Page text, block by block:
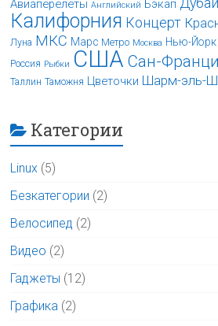
Авиаперелёты Английский Бэкап
Калифорния Концерт
Луна МКС Марс Метро Москва Нью-Йорк
Россия Рыбки США Сан-
Таллин Таможня Цветочки Шарм-эль-
Категории
Linux (5)
Безкатегории (2)
Велосипед (2)
Видео (2)
Гаджеты (12)
Графика (2)